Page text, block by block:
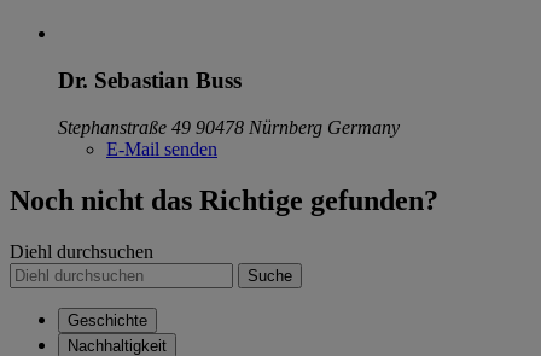
Dr. Sebastian Buss
Stephanstraße 49 90478 Nürnberg Germany
E-Mail senden
Noch nicht das Richtige gefunden?
Diehl durchsuchen
Suche
Geschichte
Nachhaltigkeit